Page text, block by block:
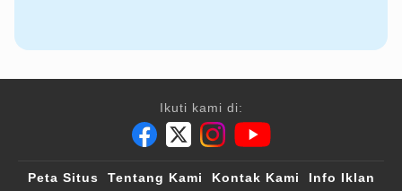
Ikuti kami di:
Peta Situs Tentang Kami Kontak Kami Info Iklan